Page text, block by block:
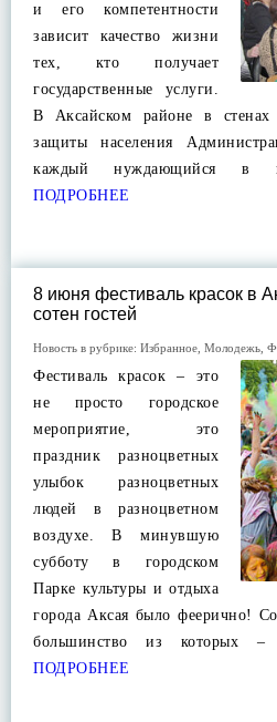
и его компетентности
зависит качество жизни
тех, кто получает
государственные услуги.
В Аксайском районе в стенах
защиты населения
каждый нуждающийся в
ПОДРОБНЕЕ
8 июня фестиваль красок в
сотен гостей
Новость в рубрике: Избранное Молодежь
Фестиваль красок – это
не просто городское
мероприятие, это
праздник разноцветных
улыбок разноцветных
людей в разноцветном
воздухе. В минувшую
субботу в городском
Парке культуры и отдыха
города Аксая было феерично!
большинство из которых
ПОДРОБНЕЕ